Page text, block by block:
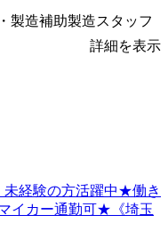
製造補助製造スタッフ
詳細を表示